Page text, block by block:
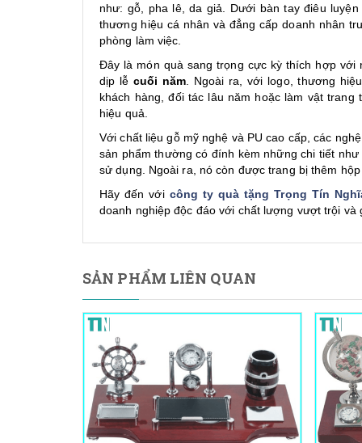
như: gỗ, pha lê, da giả. Dưới bàn tay điêu
thương hiệu cá nhân và đẳng cấp doanh nhân
phòng làm việc.
Đây là món quà sang trọng cực kỳ thích hợp với
dịp lễ cuối năm . Ngoài ra, với logo, thương
khách hàng, đối tác lâu năm hoặc làm vật
hiệu quả.
Với chất liệu gỗ mỹ nghệ và PU cao cấp, các
sản phẩm thường có đính kèm những chi tiết
sử dụng. Ngoài ra, nó còn được trang bị thêm
Hãy đến với công ty quà tặng Trọng Tín
doanh nghiệp độc đáo với chất lượng vượt trội và
SẢN PHẨM LIÊN QUAN